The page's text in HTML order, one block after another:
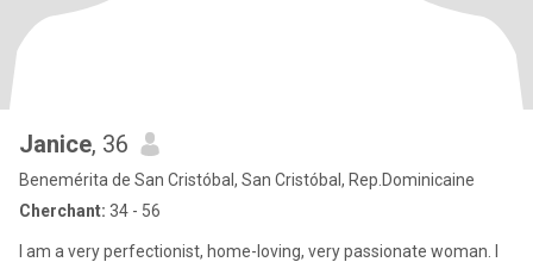
Janice, 36
Benemérita de San Cristóbal, San Cristóbal, Rep.Dominicaine
Cherchant: 34 - 56
I am a very perfectionist, home-loving, very passionate woman. I